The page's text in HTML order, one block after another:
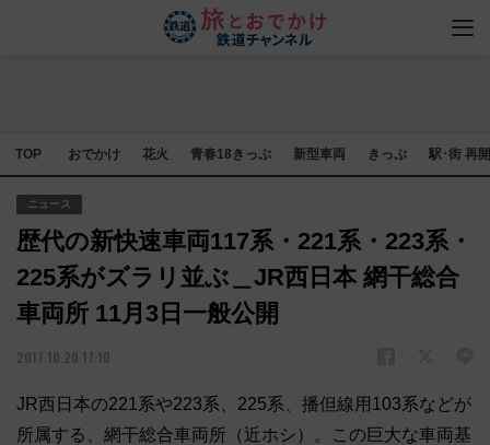
TOP おでかけ 花火 青春18きっぷ 新型車両 きっぷ 駅･街 再
ニュース
歴代の新快速車両117系・221系・223系・
225系がズラリ並ぶ＿JR西日本 網干総合
車両所 11月3日一般公開
2017.10.20 17:10
JR西日本の221系や223系、225系、播但線用103系などが
所属する、網干総合車両所（近ホシ）。この巨大な車両基